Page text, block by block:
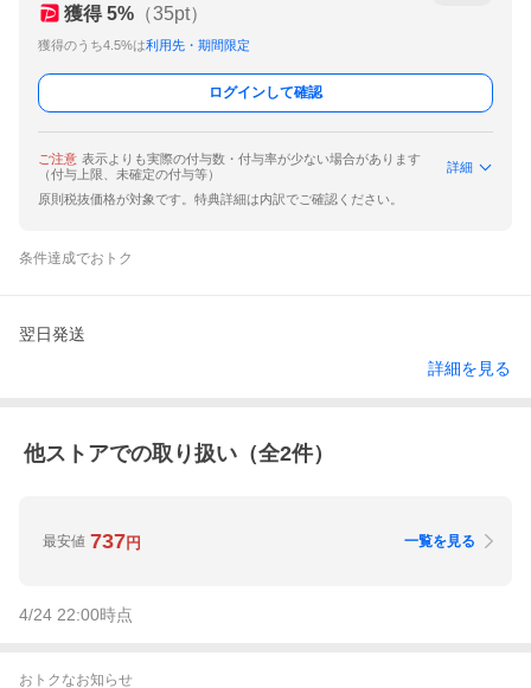
獲得 5% （35pt）
獲得のうち4.5%は利用先・期間限定
ログインして確認
ご注意 表示よりも実際の付与数・付与率が少ない場合があります
（付与上限、未確定の付与等）
詳細
原則税抜価格が対象です。特典詳細は内訳でご確認ください。
条件達成でおトク
翌日発送
詳細を見る
他ストアでの取り扱い（全2件）
最安値 737円 一覧を見る
4/24 22:00時点
おトクなお知らせ